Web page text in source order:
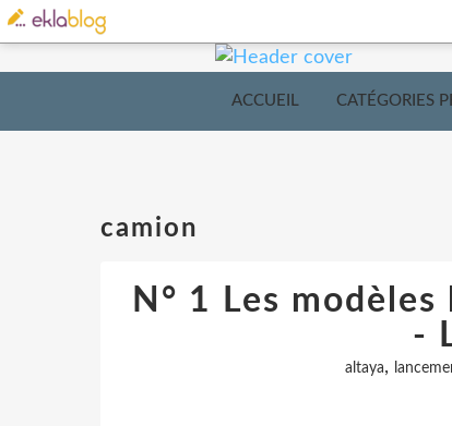
ACCUEIL CATÉGORIES
camion
N° 1 Les
-
altaya,